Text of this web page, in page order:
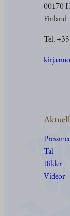
00170
Finland
Tel.
Tal
Bilder
Videor